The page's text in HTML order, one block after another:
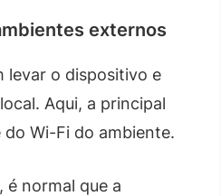
externos
levar o dispositivo e
Aqui, a principal
do Wi-Fi do ambiente.
é normal que a